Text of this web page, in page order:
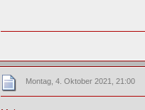
Montag, 4. Oktober 2021, 21:00